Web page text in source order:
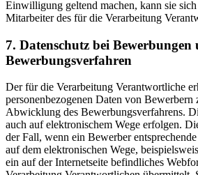
Einwilligung geltend machen, kann sie
Mitarbeiter des für die Verarbeitung
7. Datenschutz bei Bewerbungen
Bewerbungsverfahren
Der für die Verarbeitung Verantwortliche
personenbezogenen Daten von Bewerbern
Abwicklung des Bewerbungsverfahrens.
auch auf elektronischem Wege erfolgen.
der Fall, wenn ein Bewerber
auf dem elektronischen Wege,
ein auf der Internetseite befindliches